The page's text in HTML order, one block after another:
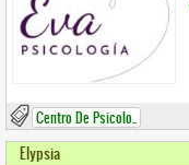
Centro De Psicolo..
Elypsia